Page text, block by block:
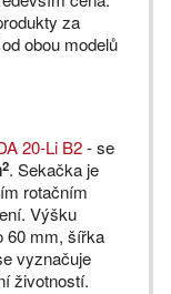
za
obou modelů
20-Li B2- se
2. Sekačka je
rotačním
Výšku
60 mm, šířka
vyznačuje
životností.